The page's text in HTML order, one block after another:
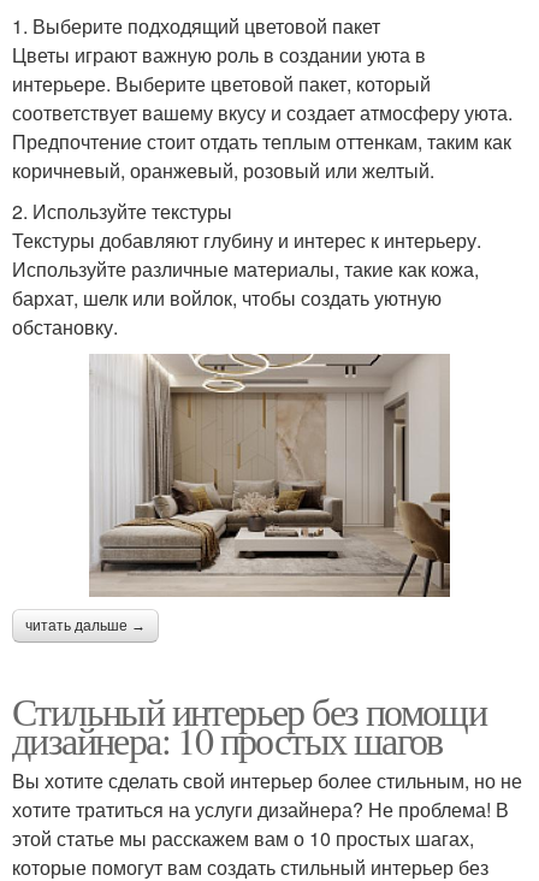
1. Выберите подходящий цветовой пакет
Цветы играют важную роль в создании уюта в
интерьере. Выберите цветовой пакет, который
соответствует вашему вкусу и создает атмосферу уюта.
Предпочтение стоит отдать теплым оттенкам, таким как
коричневый, оранжевый, розовый или желтый.
2. Используйте текстуры
Текстуры добавляют глубину и интерес к интерьеру.
Используйте различные материалы, такие как кожа,
бархат, шелк или войлок, чтобы создать уютную
обстановку.
читать дальше →
Стильный интерьер без помощи
дизайнера: 10 простых шагов
Вы хотите сделать свой интерьер более стильным, но не
хотите тратиться на услуги дизайнера? Не проблема! В
этой статье мы расскажем вам о 10 простых шагах,
которые помогут вам создать стильный интерьер без